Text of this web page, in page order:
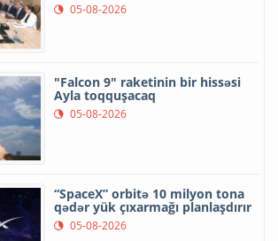
05-08-2026
"Falcon 9" raketinin bir hissəsi
Ayla toqquşacaq
05-08-2026
“SpaceX” orbitə 10 milyon tona
qədər yük çıxarmağı planlaşdırır
05-08-2026